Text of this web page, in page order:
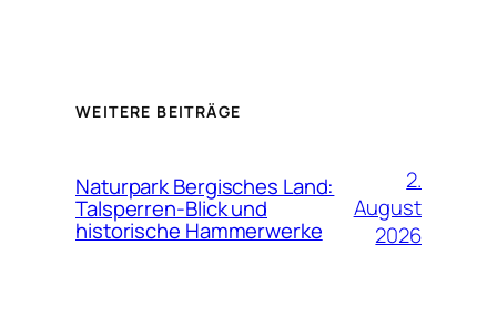
WEITERE BEITRÄGE
Naturpark Bergisches Land:
Talsperren-Blick und
historische Hammerwerke
2.
August
2026